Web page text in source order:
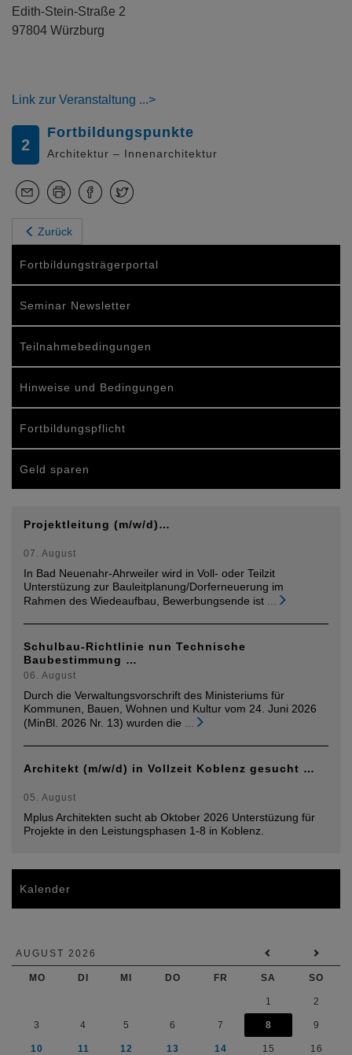
Edith-Stein-Straße 2
97804 Würzburg
Link zur Veranstaltung
2
Fortbildungspunkte
Architektur – Innenarchitektur
Zurück
Fortbildungsträgerportal
Seminar Newsletter
Teilnahmebedingungen
Hinweise und Bedingungen
Fortbildungspflicht
Geld sparen
Projektleitung (m/w/d)…
07. August
In Bad Neuenahr-Ahrweiler wird in Voll- oder Teilzit
Unterstüzung zur Bauleitplanung/Dorferneuerung im
Rahmen des Wiedeaufbau, Bewerbungsende ist
Schulbau-Richtlinie nun Technische
Baubestimmung …
06. August
Durch die Verwaltungsvorschrift des Ministeriums für
Kommunen, Bauen, Wohnen und Kultur vom 24. Juni 2026
(MinBl. 2026 Nr. 13) wurden die
Architekt (m/w/d) in Vollzeit Koblenz gesucht …
05. August
Mplus Architekten sucht ab Oktober 2026 Unterstüzung für
Projekte in den Leistungsphasen 1-8 in Koblenz.
Kalender
AUGUST 2026
MO DI MI DO FR SA SO
1 2
3 4 5 6 7 8 9
10 11 12 13 14 15 16